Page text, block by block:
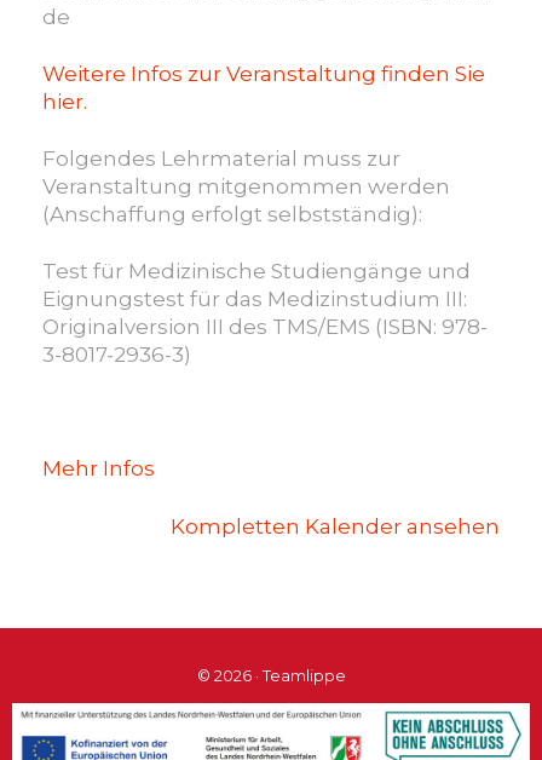
de
Weitere Infos zur Veranstaltung finden Sie
hier.
Folgendes Lehrmaterial muss zur
Veranstaltung mitgenommen werden
(Anschaffung erfolgt selbstständig):
Test für Medizinische Studiengänge und
Eignungstest für das Medizinstudium III:
Originalversion III des TMS/EMS (ISBN: 978-
3-8017-2936-3)
Mehr Infos
Kompletten Kalender ansehen
© 2026 · Teamlippe